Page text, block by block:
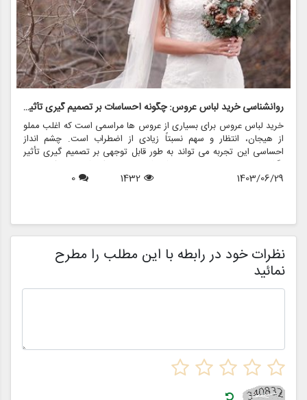
روانشناسی خرید لباس عروس: چگونه احساسات بر تصمیم گیری تأثیر می گذارد
خرید لباس عروس برای بسیاری از عروس ها مراسمی است که اغلب مملو
از هیجان، انتظار و سهم نسبتاً زیادی از اضطراب است. چشم انداز
احساسی این تجربه می تواند به طور قابل توجهی بر تصمیم گیری تأثیر
بگذارد و منجر به انتخاب هایی شود که نه تنها سبک شخصی بلکه عوامل
روانی عمیق تری را نیز منعکس می کند. در این مقاله، روانشناسی خرید
1403/06/29
1432
0
نظرات خود در رابطه با این مطلب را مطرح
نمائید